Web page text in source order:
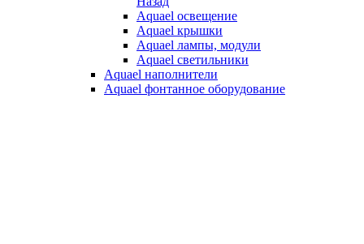
Aquael освещение
Aquael крышки
Aquael лампы, модули
Aquael светильники
Aquael наполнители
Aquael фонтанное оборудование